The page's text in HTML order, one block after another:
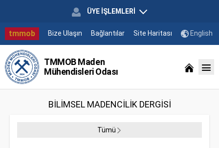
ÜYE İŞLEMLERİ
tmmob Bize Ulaşın Bağlantılar Site Haritası English
TMMOB Maden
Mühendisleri Odası
BİLİMSEL MADENCİLİK DERGİSİ
Tümü